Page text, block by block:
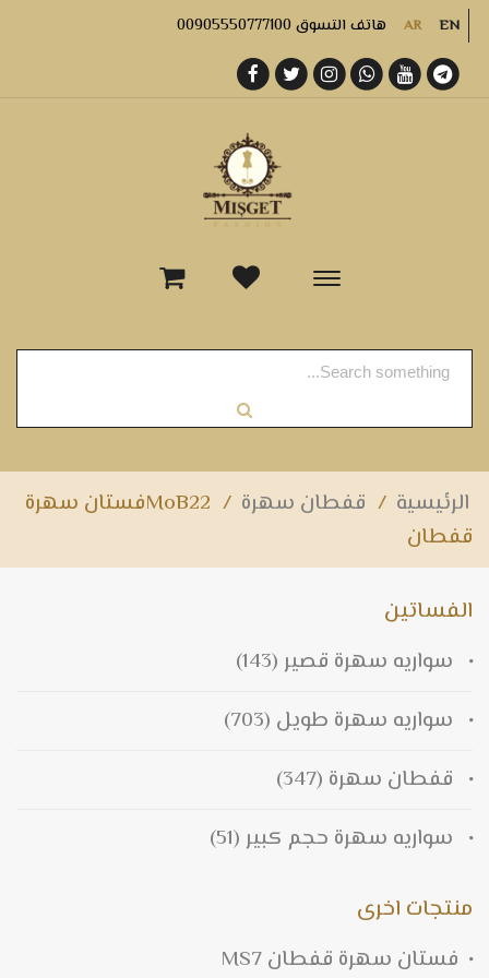
AR EN هاتف التسوق 00905550777100
-
الرئيسية / قفطان سهرة /
MoB22فستان سهرة
قفطان
الفساتين
سواريه سهرة قصير (143)
سواريه سهرة طويل (703)
قفطان سهرة (347)
سواريه سهرة حجم كبير (51)
منتجات اخرى
فستان سهرة قفطان MS7